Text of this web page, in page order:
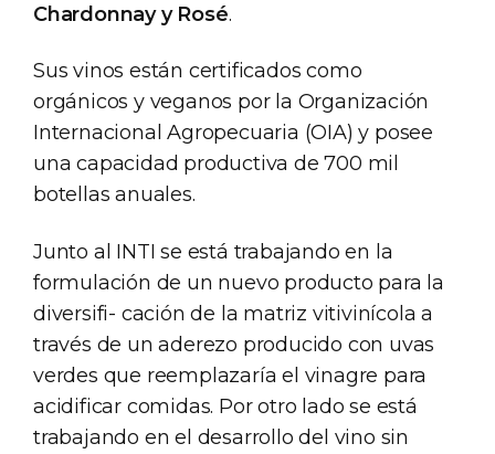
Chardonnay y Rosé.
Sus vinos están certificados como
orgánicos y veganos por la Organización
Internacional Agropecuaria (OIA) y posee
una capacidad productiva de 700 mil
botellas anuales.
Junto al INTI se está trabajando en la
formulación de un nuevo producto para la
diversifi- cación de la matriz vitivinícola a
través de un aderezo producido con uvas
verdes que reemplazaría el vinagre para
acidificar comidas. Por otro lado se está
trabajando en el desarrollo del vino sin